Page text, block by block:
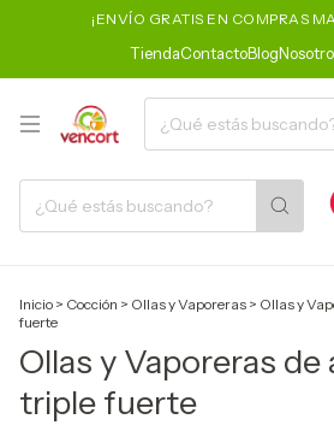
¡ENVÍO GRATIS EN COMPRAS
TiendaContactoBlog
Inicio > Cocción > Ollas y Vaporeras > Ollas y
fuerte
Ollas y Vaporeras
triple fuerte